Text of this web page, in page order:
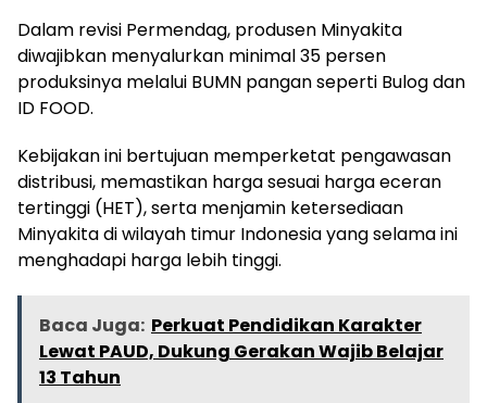
Dalam revisi Permendag, produsen Minyakita
diwajibkan menyalurkan minimal 35 persen
produksinya melalui BUMN pangan seperti Bulog dan
ID FOOD.
Kebijakan ini bertujuan memperketat pengawasan
distribusi, memastikan harga sesuai harga eceran
tertinggi (HET), serta menjamin ketersediaan
Minyakita di wilayah timur Indonesia yang selama ini
menghadapi harga lebih tinggi.
Baca Juga: Perkuat Pendidikan Karakter
Lewat PAUD, Dukung Gerakan Wajib Belajar
13 Tahun